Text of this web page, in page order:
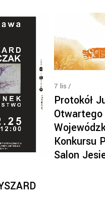
7 lis
Protokół
Otwartego
Konkursu
Salon